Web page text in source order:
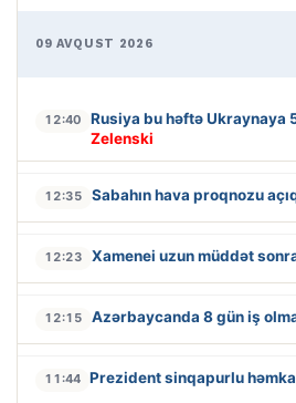
09 AVQUST 2026
12:40 Rusiya bu həftə Ukraynaya
Zelenski
12:35 Sabahın hava proqnozu
12:23 Xamenei uzun müddət
12:15 Azərbaycanda 8 gün iş
11:44 Prezident sinqapurlu